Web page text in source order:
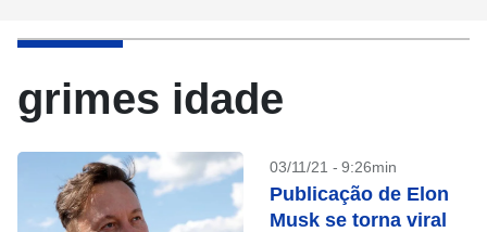
grimes idade
03/11/21 - 9:26min
Publicação de Elon
Musk se torna viral